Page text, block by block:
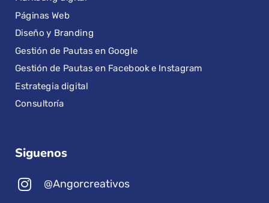
Páginas Web
Diseño y Branding
Gestión de Pautas en Google
Gestión de Pautas en Facebook e Instagram
Estrategia digital
Consultoría
Siguenos
@Angorcreativos